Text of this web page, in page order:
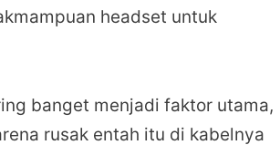
headset untuk
banget menjadi faktor utama,
rusak entah itu di kabelnya